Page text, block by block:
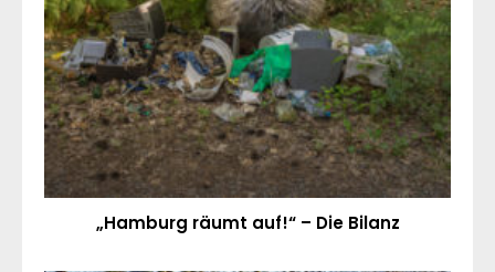
„Hamburg räumt auf!“ – Die Bilanz